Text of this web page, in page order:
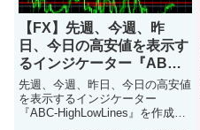
【FX】先週、今週、昨
日、今日の高安値を表示す
るインジケーター『ABC-
HighLowLines』【MT5】
先週、今週、昨日、今日の高安値
を表示するインジケーター
『ABC-HighLowLines』を作成し